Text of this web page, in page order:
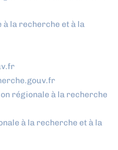
à la recherche et à la
à la recherche et à la